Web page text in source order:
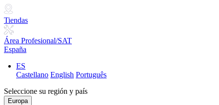
Tiendas
Área Profesional/SAT
España
ES
Castellano English Português
Seleccione su región y país
Europa